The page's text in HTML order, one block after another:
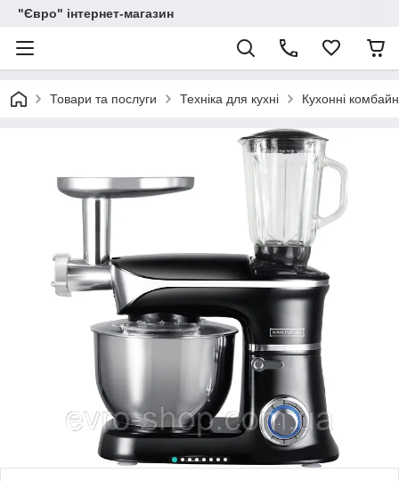
"Євро" інтернет-магазин
Товари та послуги Техніка для кухні Кухонні